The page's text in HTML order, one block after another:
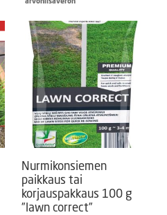
Nurmikonsiemen
paikkaus tai
korjauspakkaus 100 g
”lawn correct”